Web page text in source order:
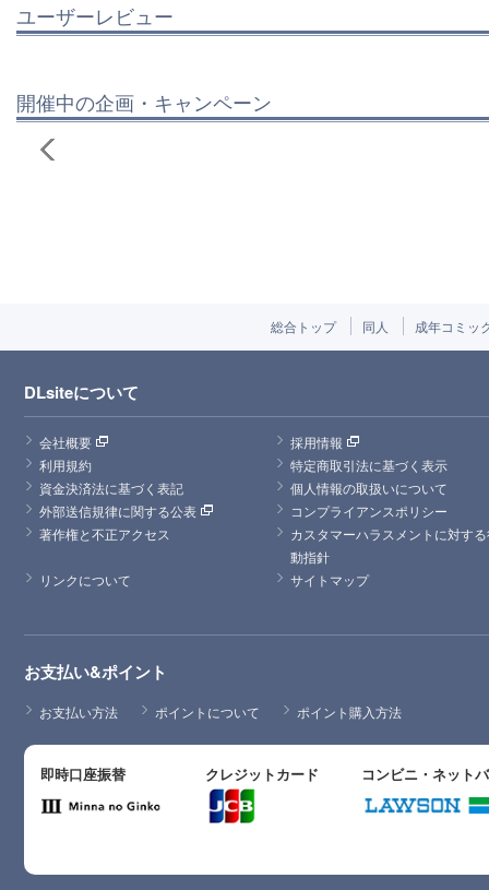
ユーザーレビュー
開催中の企画・キャンペーン
総合トップ 同人 成年コミッ
DLsiteについて
会社概要
採用情報
利用規約
特定商取引法に基づく表示
資金決済法に基づく表記
個人情報の取扱いについて
外部送信規律に関する公表
コンプライアンスポリシー
著作権と不正アクセス
カスタマーハラスメントに対す
動指針
リンクについて
サイトマップ
お支払い&ポイント
お支払い方法 ポイントについて ポイント購入方法
即時口座振替 クレジットカード コンビニ・ネット